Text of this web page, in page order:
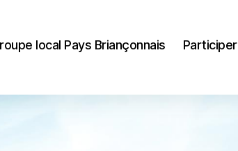
local Pays Briançonnais Participer